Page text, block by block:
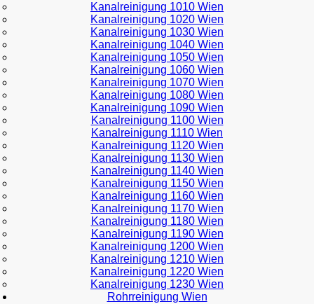
Kanalreinigung 1010 Wien
Kanalreinigung 1020 Wien
Kanalreinigung 1030 Wien
Kanalreinigung 1040 Wien
Kanalreinigung 1050 Wien
Kanalreinigung 1060 Wien
Kanalreinigung 1070 Wien
Kanalreinigung 1080 Wien
Kanalreinigung 1090 Wien
Kanalreinigung 1100 Wien
Kanalreinigung 1110 Wien
Kanalreinigung 1120 Wien
Kanalreinigung 1130 Wien
Kanalreinigung 1140 Wien
Kanalreinigung 1150 Wien
Kanalreinigung 1160 Wien
Kanalreinigung 1170 Wien
Kanalreinigung 1180 Wien
Kanalreinigung 1190 Wien
Kanalreinigung 1200 Wien
Kanalreinigung 1210 Wien
Kanalreinigung 1220 Wien
Kanalreinigung 1230 Wien
Rohrreinigung Wien